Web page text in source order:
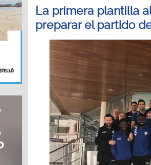
La primera plantilla
preparar el partido